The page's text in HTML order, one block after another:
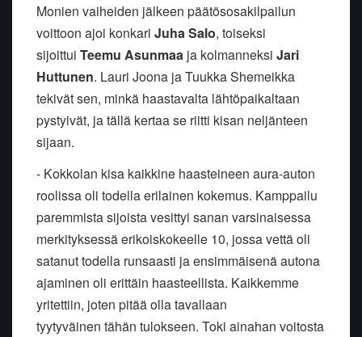
Monien vaiheiden jälkeen päätösosakilpailun
voittoon ajoi konkari Juha Salo, toiseksi
sijoittui Teemu Asunmaa ja kolmanneksi Jari
Huttunen. Lauri Joona ja Tuukka Shemeikka
tekivät sen, minkä haastavalta lähtöpaikaltaan
pystyivät, ja tällä kertaa se riitti kisan neljänteen
sijaan.
- Kokkolan kisa kaikkine haasteineen aura-auton
roolissa oli todella erilainen kokemus. Kamppailu
paremmista sijoista vesittyi sanan varsinaisessa
merkityksessä erikoiskokeelle 10, jossa vettä oli
satanut todella runsaasti ja ensimmäisenä autona
ajaminen oli erittäin haasteellista. Kaikkemme
yritettiin, joten pitää olla tavallaan
tyytyväinen tähän tulokseen. Toki ainahan voitosta